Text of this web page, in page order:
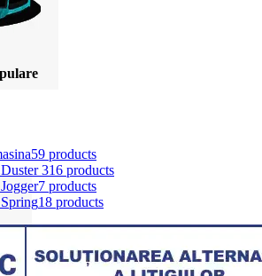
59 products
316 products
7 products
18 products